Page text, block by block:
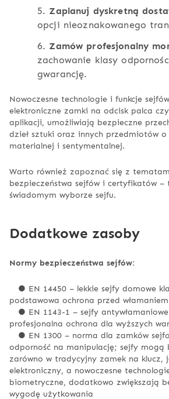
5. Zaplanuj dyskretną
opcji nieoznakowanego
6. Zamów profesjonalny
zachowanie klasy
gwarancję.
Nowoczesne technologie i funkcje
elektroniczne zamki na odcisk palca
aplikacji, umożliwiają bezpieczne
dzieł sztuki oraz innych przedmiotów
materialnej i sentymentalnej.
Warto również zapoznać się z
bezpieczeństwa sejfów i certyfikatów
świadomym wyborze sejfu.
Dodatkowe zasoby
Normy bezpieczeństwa sejfów:
● EN 14450 – lekkie sejfy domowe
podstawowa ochrona przed włamaniem
● EN 1143-1 – sejfy
profesjonalna ochrona dla wyższych
● EN 1300 – norma dla zamków
odporność na manipulację; sejfy mogą
zarówno w tradycyjny zamek na klucz,
elektroniczny, a nowoczesne
biometryczne, dodatkowo zwiększają
wygodę użytkowania